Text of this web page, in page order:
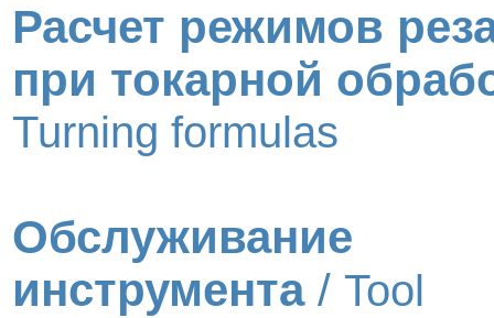
Расчет режимов
при токарной
Turning formulas
Обслуживание
инструмента/ Tool